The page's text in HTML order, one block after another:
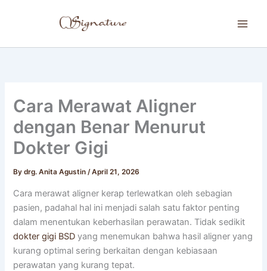
Cara Merawat Aligner
dengan Benar Menurut
Dokter Gigi
Bydrg. Anita Agustin/April 21, 2026
Cara merawat aligner kerap terlewatkan oleh sebagian
pasien, padahal hal ini menjadi salah satu faktor penting
dalam menentukan keberhasilan perawatan. Tidak sedikit
dokter gigi BSD yang menemukan bahwa hasil aligner yang
kurang optimal sering berkaitan dengan kebiasaan
perawatan yang kurang tepat.